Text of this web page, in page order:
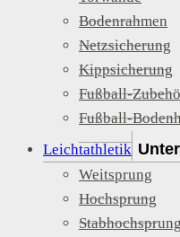
Bodenrahmen
Netzsicherung
Kippsicherung
Fußball-
Fußball-
Leichtathletik
Weitsprung
Hochsprung
Stabhochsprung